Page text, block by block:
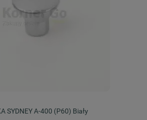
SYDNEY A-400 (P60) Biały